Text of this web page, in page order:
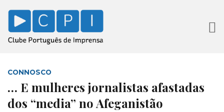
CONNOSCO
… E mulheres jornalistas afastadas
dos “media” no Afeganistão